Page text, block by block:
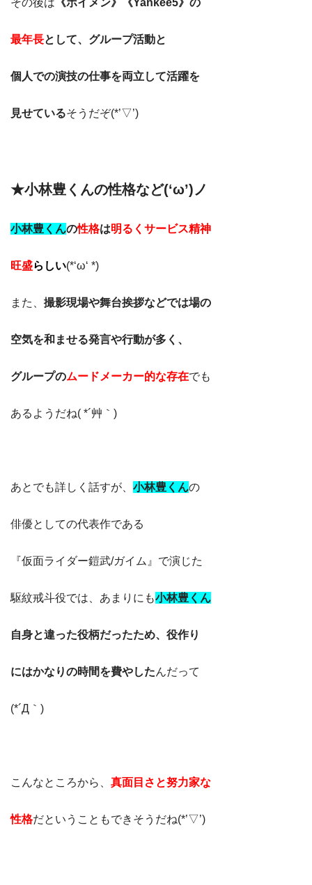
その後は 《ボイメン》《Yankee5》の
最年長として、グループ活動と
個人での演技の仕事を両立して活躍を
見せているそうだぞ(*’▽’)
★小林豊くんの性格など(‘ω’)ノ
小林豊くんの性格は明るくサービス精神
旺盛らしい(*‘ω‘ *)
また、 撮影現場や舞台挨拶などでは場の
空気を和ませる発言や行動が多く、
グループのムードメーカー的な存在でも
あるようだね( *´艸｀)
あとでも詳しく話すが、 小林豊くんの
俳優としての代表作である
『仮面ライダー鎧武/ガイム』で演じた
駆紋戒斗役では、あまりにも小林豊くん
自身と違った役柄だったため、役作り
にはかなりの時間を費やしたんだって
(*´Д｀)
こんなところから、 真面目さと努力家な
性格だということもできそうだね(*’▽’)